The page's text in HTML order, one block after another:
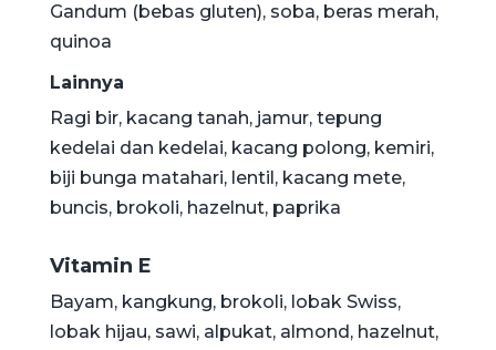
Gandum (bebas gluten), soba, beras merah,
quinoa
Lainnya
Ragi bir, kacang tanah, jamur, tepung
kedelai dan kedelai, kacang polong, kemiri,
biji bunga matahari, lentil, kacang mete,
buncis, brokoli, hazelnut, paprika
Vitamin E
Bayam, kangkung, brokoli, lobak Swiss,
lobak hijau, sawi, alpukat, almond, hazelnut,